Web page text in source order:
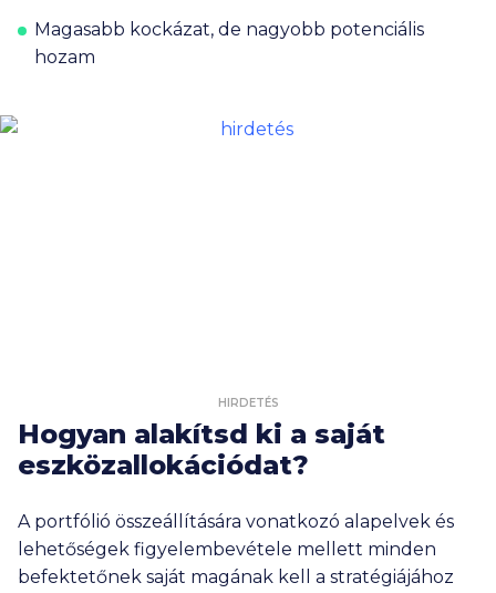
Magasabb kockázat, de nagyobb potenciális
hozam
HIRDETÉS
Hogyan alakítsd ki a saját
eszközallokációdat?
A portfólió összeállítására vonatkozó alapelvek és
lehetőségek figyelembevétele mellett minden
befektetőnek saját magának kell a stratégiájához